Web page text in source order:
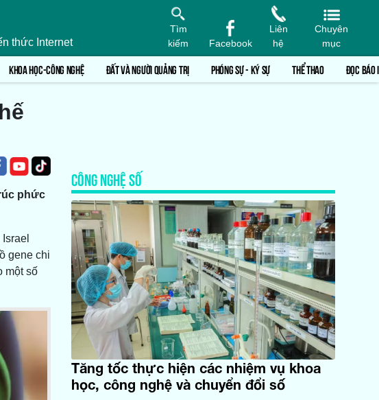
thức Internet
Tìm
kiếm
Facebook
Liên
hệ
Chuyên
mục
KHOA HỌC-CÔNG NGHỆ ĐẤT VÀ NGƯỜI QUẢNG TRỊ PHÓNG SỰ - KÝ SỰ THỂ THAO ĐỌC BÁO
phức
gene chi
một số
CÔNG NGHỆ SỐ
Tăng tốc thực hiện các nhiệm vụ khoa
học, công nghệ và chuyển đổi số